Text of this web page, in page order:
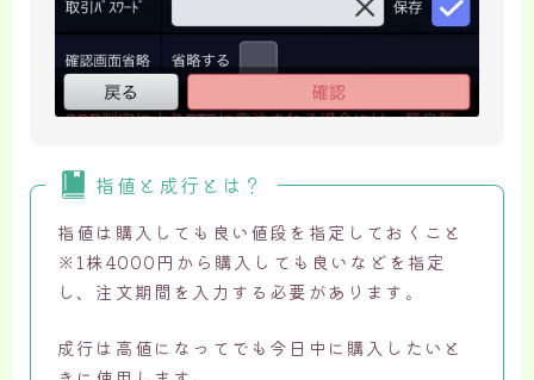
指値と成行とは？
指値は購入しても良い値段を指定しておくこと
※1株4000円から購入しても良いなどを指定
し、注文期間を入力する必要があります。
成行は高値になってでも今日中に購入したいと